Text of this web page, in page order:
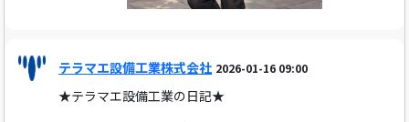
テラマエ設備工業株式会社 2026-01-16 09:00
★テラマエ設備工業の日記★